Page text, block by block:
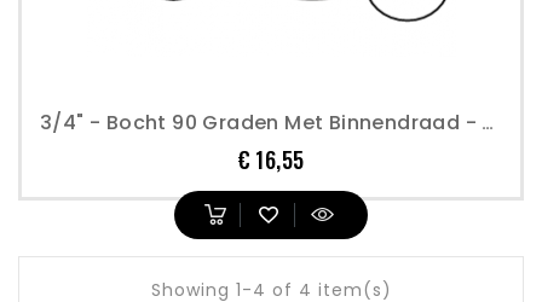
3/4" - Bocht 90 Graden Met Binnendraad - Perslucht
€ 16,55Prijs
Showing 1-4 of 4 item(s)